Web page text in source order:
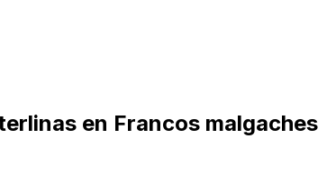
en Francos malgaches